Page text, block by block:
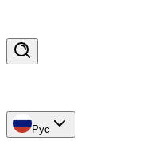
Рус